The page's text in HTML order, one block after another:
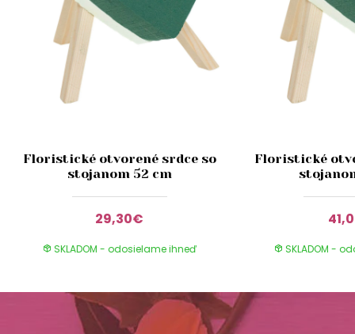
Floristické otvorené srdce so
stojanom 52 cm
29,30€
SKLADOM - odosielame ihneď
Floristické
SKLADOM -